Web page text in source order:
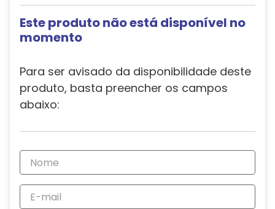
Este produto não está disponível no
momento
Para ser avisado da disponibilidade deste
produto, basta preencher os campos
abaixo: